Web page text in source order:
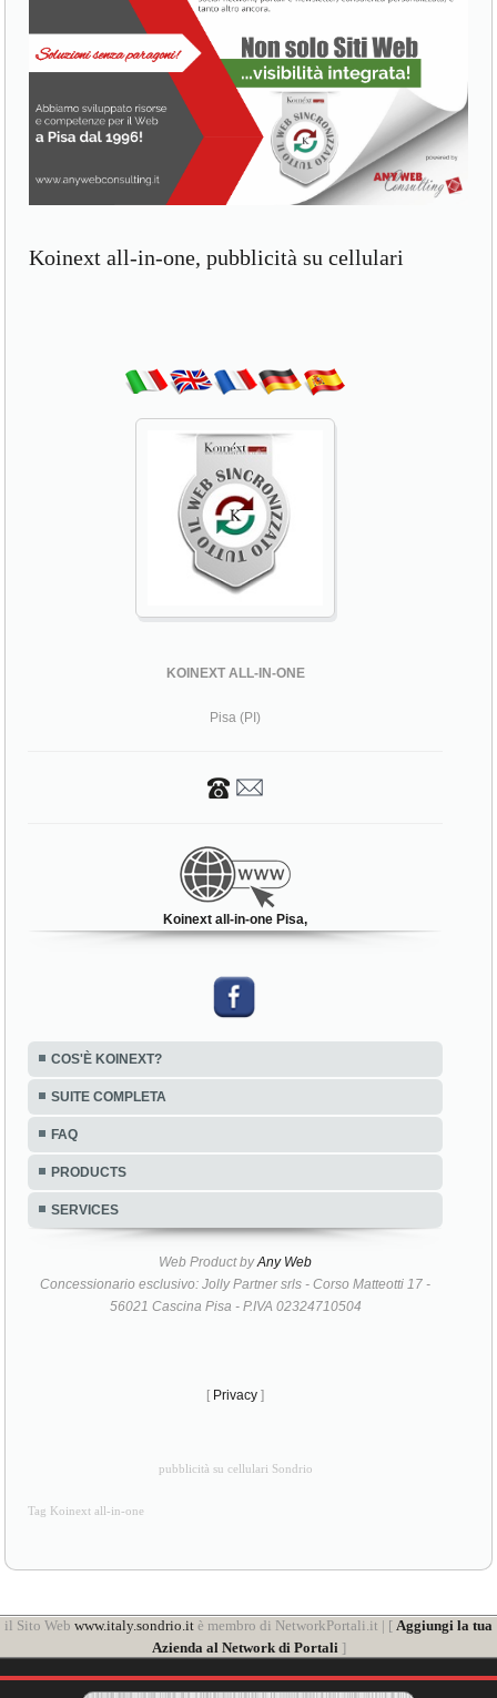
Koinext all-in-one, pubblicità su cellulari
KOINEXT ALL-IN-ONE
Pisa (PI)
Koinext all-in-one Pisa,
COS'È KOINEXT?
SUITE COMPLETA
FAQ
PRODUCTS
SERVICES
Web Product byAny Web
Concessionario esclusivo: Jolly Partner srls - Corso Matteotti 17 -
56021 Cascina Pisa - P.IVA 02324710504
[ Privacy ]
pubblicità su cellulari Sondrio
Tag Koinext all-in-one
il Sito Web www.italy.sondrio.it è membro di NetworkPortali.it | [ Aggiungi la tua
Azienda al Network di Portali ]